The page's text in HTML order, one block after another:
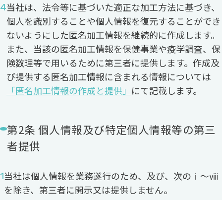
当社は、法令等に基づいた適正な加工方法に基づき、
個人を識別することや個人情報を復元することができ
ないようにした匿名加工情報を継続的に作成します。
また、当該の匿名加工情報を保健事業や疫学調査、保
険数理等で用いるために第三者に提供します。作成及
び提供する匿名加工情報に含まれる情報については
「匿名加工情報の作成と提供」 にて記載します。
第2条 個人情報及び特定個人情報等の第三
者提供
当社は個人情報を業務遂行のため、及び、次のⅰ～ⅷ
を除き、第三者に開示又は提供しません。